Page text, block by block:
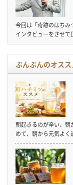
今回は「奇跡のはちみ
インタビューをさせ
ぶんぶんのオスス
朝起きるのが辛い、
めて、朝から元気よ